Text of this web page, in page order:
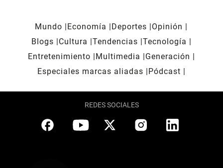
Mundo Economía Deportes
Opinión
Blogs
Cultura Tendencias Tecnología
Entretenimiento
Multimedia
Generación
Especiales marcas aliadas
Pódcast
REDES SOCIALES